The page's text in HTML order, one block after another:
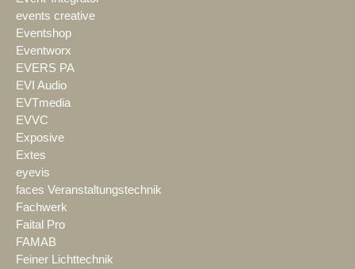
events creative
Eventshop
Eventworx
EVERS PA
EVI Audio
EVTmedia
EVVC
Exposive
Extes
eyevis
faces Veranstaltungstechnik
Fachwerk
Faital Pro
FAMAB
Feiner Lichttechnik